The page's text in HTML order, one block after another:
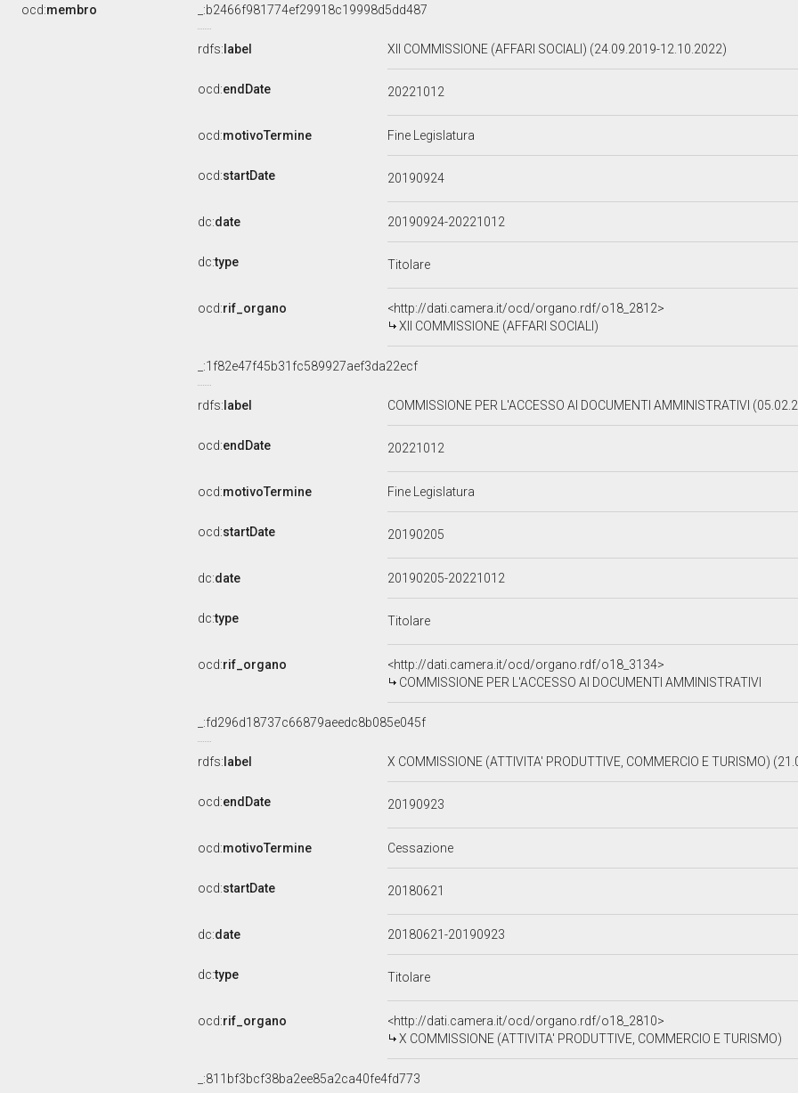
ocd:membro _:b2466f981774ef29918c19998d5dd487
rdfs: label XII COMMISSIONE (AFFARI SOCIALI) (24.09.2019-12.10.2022)
ocd:endDate 20221012
ocd:motivoTermine Fine Legislatura
ocd:startDate 20190924
dc:date 20190924-20221012
dc:type Titolare
ocd:rif_organo
<http://dati.camera.it/ocd/organo.rdf/o18_2812>
XII COMMISSIONE (AFFARI SOCIALI)
_:1f82e47f45b31fc589927aef3da22ecf
rdfs: label COMMISSIONE PER L'ACCESSO AI DOCUMENTI AMMINISTRATIVI
ocd:endDate 20221012
ocd:motivoTermine Fine Legislatura
ocd:startDate 20190205
dc:date 20190205-20221012
dc:type Titolare
ocd:rif_organo
<http://dati.camera.it/ocd/organo.rdf/o18_3134>
COMMISSIONE PER L'ACCESSO AI DOCUMENTI AMMINISTRATIVI
_:fd296d18737c66879aeedc8b085e045f
rdfs: label X COMMISSIONE (ATTIVITA' PRODUTTIVE, COMMERCIO E TURISMO)
ocd:endDate 20190923
ocd:motivoTermine Cessazione
ocd:startDate 20180621
dc:date 20180621-20190923
dc:type Titolare
ocd:rif_organo
<http://dati.camera.it/ocd/organo.rdf/o18_2810>
X COMMISSIONE (ATTIVITA' PRODUTTIVE, COMMERCIO E TURISMO)
_:811bf3bcf38ba2ee85a2ca40fe4fd773